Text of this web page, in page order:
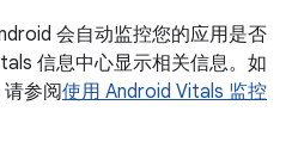
会自动监控您的应用是否
信息中心显示相关信息。如
参阅使用 Android Vitals 监控